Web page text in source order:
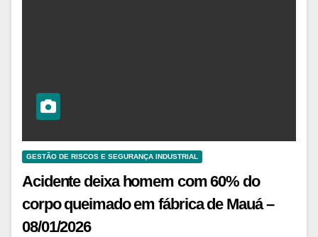
GESTÃO DE RISCOS E SEGURANÇA INDUSTRIAL
Acidente deixa homem com 60% do
corpo queimado em fábrica de Mauá –
08/01/2026